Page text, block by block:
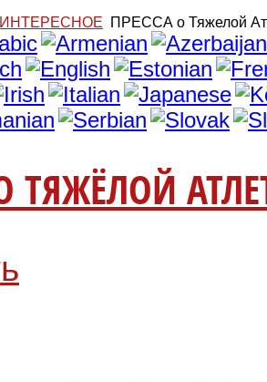
ИНТЕРЕСНОЕ ПРЕССА о Тяжелой
ТЯЖЁЛОЙ